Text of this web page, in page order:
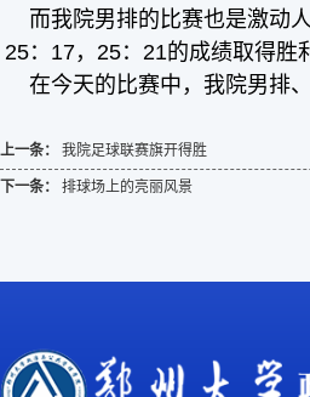
而我院男排的比赛也是激动
25：17，25：21的成绩取得胜
在今天的比赛中，我院男排
上一条： 我院足球联赛旗开得胜
下一条： 排球场上的亮丽风景